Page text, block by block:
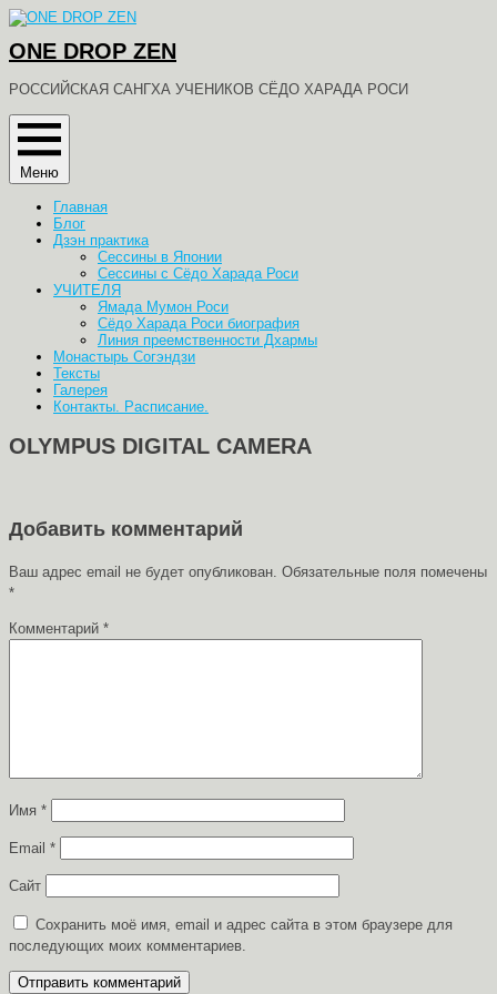
Перейти
содержимому
ONE DROP ZEN
РОССИЙСКАЯ САНГХА УЧЕНИКОВ СЁДО ХАРАДА РОСИ
Меню
Главная
Блог
Дзэн практика
Сессины в Японии
Сессины с Сёдо Харада Роси
УЧИТЕЛЯ
Ямада Мумон Роси
Сёдо Харада Роси биография
Линия преемственности Дхармы
Монастырь Согэндзи
Тексты
Галерея
Контакты. Расписание.
OLYMPUS DIGITAL CAMERA
Добавить комментарий
Ваш адрес email не будет опубликован. Обязательные поля помечены
*
Комментарий *
Имя *
Email *
Сайт
Сохранить моё имя, email и адрес сайта в этом браузере для
последующих моих комментариев.